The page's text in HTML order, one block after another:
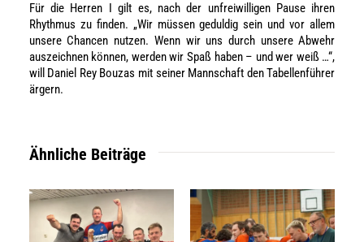
Für die Herren I gilt es, nach der unfreiwilligen Pause ihren
Rhythmus zu finden. „Wir müssen geduldig sein und vor allem
unsere Chancen nutzen. Wenn wir uns durch unsere Abwehr
auszeichnen können, werden wir Spaß haben – und wer weiß …“,
will Daniel Rey Bouzas mit seiner Mannschaft den Tabellenführer
ärgern.
Ähnliche Beiträge